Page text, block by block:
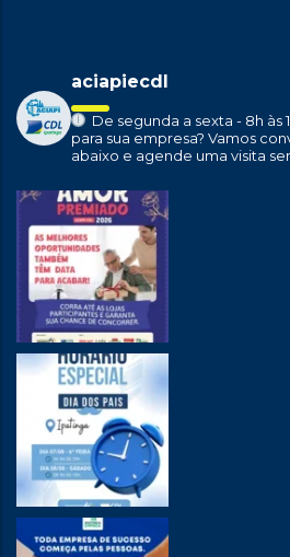
aciapiecdl
De segunda a sexta - 8h às
para sua empresa? Vamos
abaixo e agende uma visita